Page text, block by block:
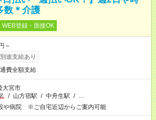
数＊介護
WEB登録・面接OK
～
途支給あり
費全額支給
大宮市
/ 山方宿駅 / 中舟生駅 / …
や病院 ※ご自宅近辺からご案内可能